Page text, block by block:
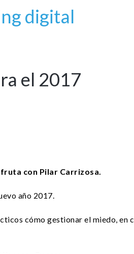
digital
el 2017
con Pilar Carrizosa.
año 2017.
cómo gestionar el miedo, en